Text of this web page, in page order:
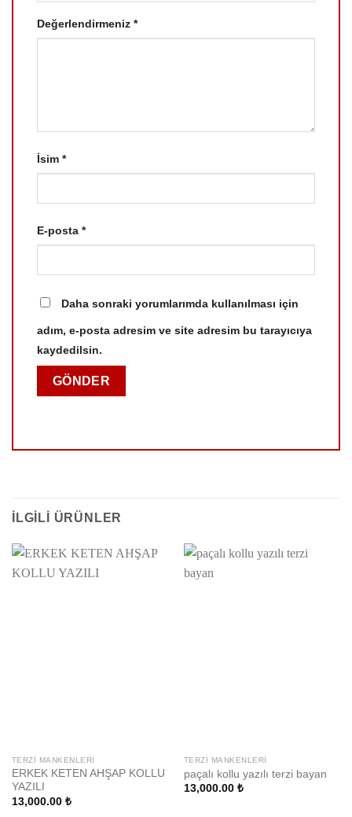
Değerlendirmeniz *
İsim *
E-posta *
Daha sonraki yorumlarımda kullanılması için
adım, e-posta adresim ve site adresim bu tarayıcıya
kaydedilsin.
İLGILI ÜRÜNLER
TERZI MANKENLERI
ERKEK KETEN AHŞAP KOLLU
YAZILI
13,000.00 ₺
TERZI MANKENLERI
paçalı kollu yazılı terzi bayan
13,000.00 ₺